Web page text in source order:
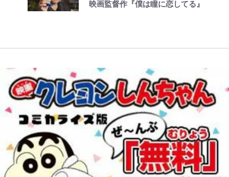
映画監督作『僕は瞳に恋してる』
(2)
た！ ルアーを追わせて釣りあげる
浦和と千葉の首をかしげる主力放
制｣の大激論】(4)